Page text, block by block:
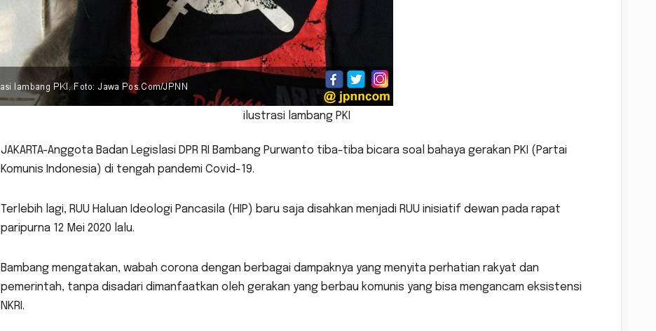
ilustrasi lambang PKI
JAKARTA-Anggota Badan Legislasi DPR RI Bambang Purwanto tiba-tiba bicara soal bahaya gerakan PKI (Partai
Komunis Indonesia) di tengah pandemi Covid-19.
Terlebih lagi, RUU Haluan Ideologi Pancasila (HIP) baru saja disahkan menjadi RUU inisiatif dewan pada rapat
paripurna 12 Mei 2020 lalu.
Bambang mengatakan, wabah corona dengan berbagai dampaknya yang menyita perhatian rakyat dan
pemerintah, tanpa disadari dimanfaatkan oleh gerakan yang berbau komunis yang bisa mengancam eksistensi
NKRI.